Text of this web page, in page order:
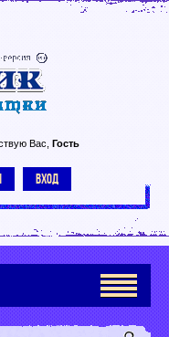
Вас Гость
ВХОД